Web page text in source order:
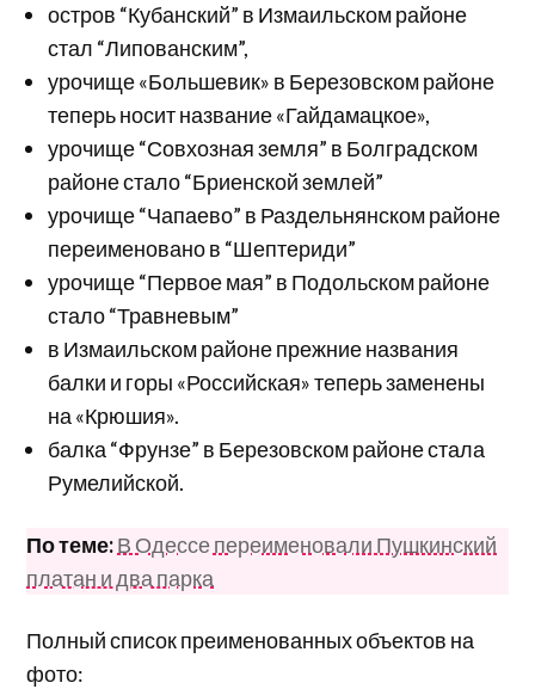
остров “Кубанский” в Измаильском районе
стал “Липованским”,
урочище «Большевик» в Березовском районе
теперь носит название «Гайдамацкое»,
урочище “Совхозная земля” в Болградском
районе стало “Бриенской землей”
урочище “Чапаево” в Раздельнянском районе
переименовано в “Шептериди”
урочище “Первое мая” в Подольском районе
стало “Травневым”
в Измаильском районе прежние названия
балки и горы «Российская» теперь заменены
на «Крюшия».
балка “Фрунзе” в Березовском районе стала
Румелийской.
По теме:В Одессе переименовали Пушкинский
платан и два парка
Полный список преименованных объектов на
фото: